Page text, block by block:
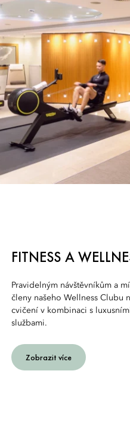
FITNESS A
Pravidelným návštěvníkům a
členy našeho Wellness Clubu
cvičení v kombinaci s
službami.
Zobrazit více